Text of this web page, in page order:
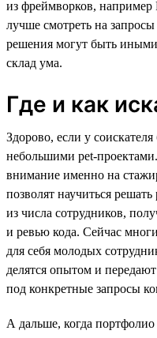
из фреймворков, например
лучше смотреть на
решения могут быть
склад ума.
Где и как
Здорово, если у
небольшими pet-
внимание именно на
позволят научиться
из числа сотрудников,
и ревью кода. Сейчас
для себя молодых
делятся опытом и
под конкретные запросы
А дальше, когда